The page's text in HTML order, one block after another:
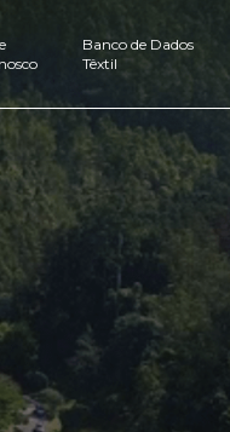
Banco de Dados
Têxtil